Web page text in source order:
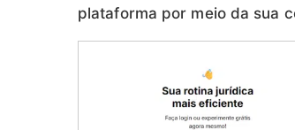
plataforma por meio da sua